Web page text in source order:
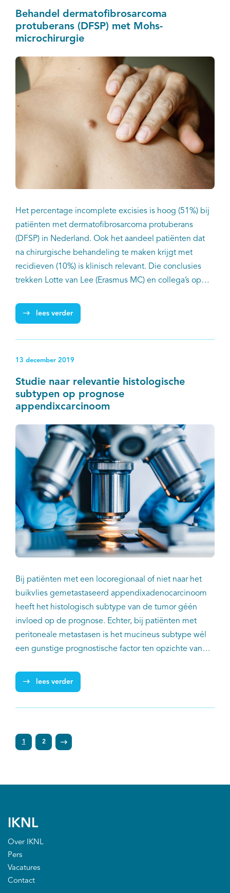
Behandel dermatofibrosarcoma
protuberans (DFSP) met Mohs-
microchirurgie
Het percentage incomplete excisies is hoog (51%) bij
patiënten met dermatofibrosarcoma protuberans
(DFSP) in Nederland. Ook het aandeel patiënten dat
na chirurgische behandeling te maken krijgt met
recidieven (10%) is klinisch relevant. Die conclusies
trekken Lotte van Lee (Erasmus MC) en collega’s op
Kankerregistratie (NKR) en het pathologisch
anatomisch landelijk geautomatiseerd archief (PALGA).
patiënten vaker te behandelen met Mohs-
microchirurgie.
lees verder
13 december 2019
Studie naar relevantie histologische
subtypen op prognose
appendixcarcinoom
Bij patiënten met een locoregionaal of niet naar het
buikvlies gemetastaseerd appendixadenocarcinoom
heeft het histologisch subtype van de tumor géén
invloed op de prognose. Echter, bij patiënten met
peritoneale metastasen is het mucineus subtype wél
een gunstige prognostische factor ten opzichte van
adenocarcinoom. Dat blijkt uit onderzoek van Laura
Legué (Catharina Ziekenhuis, Eindhoven & IKNL) en
verschillend zijn als het gaat om prognose en
behandelmogelijkheden.
lees verder
1 2
IKNL
Over IKNL
Pers
Vacatures
Contact